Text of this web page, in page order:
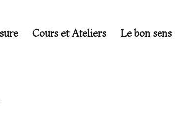
Cours et Ateliers Le bon sens